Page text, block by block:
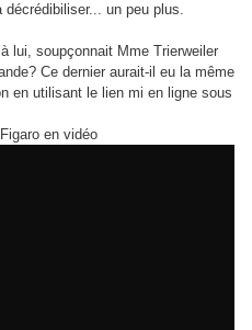
décrédibiliser... un peu plus.
lui, soupçonnait Mme Trierweiler
Ce dernier aurait-il eu la même
en utilisant le lien mi en ligne sous
en vidéo